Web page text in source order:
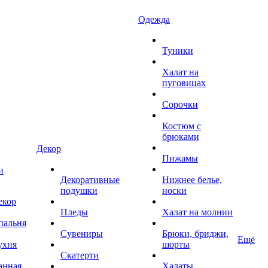
Декор
Декоративные
подушки
Пледы
Сувениры
Скатерти
Одежда
Туники
Халат на
пуговицах
Сорочки
Костюм с
брюками
Пижамы
Нижнее белье,
носки
Халат на молнии
Брюки, бриджи,
шорты
Халаты
Ещё